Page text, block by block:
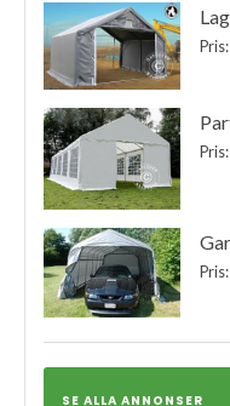
SE ALLA ANNONSER